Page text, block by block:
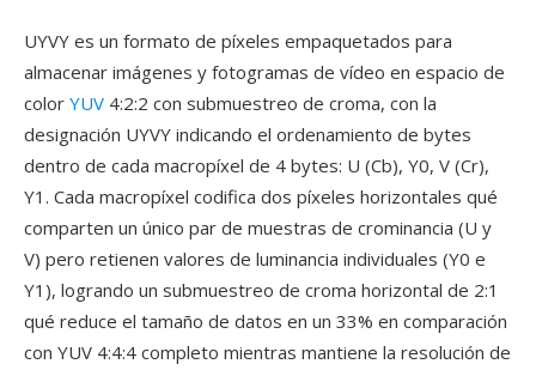
UYVY es un formato de píxeles empaquetados para
almacenar imágenes y fotogramas de vídeo en espacio de
color YUV 4:2:2 con submuestreo de croma, con la
designación UYVY indicando el ordenamiento de bytes
dentro de cada macropíxel de 4 bytes: U (Cb), Y0, V (Cr),
Y1. Cada macropíxel codifica dos píxeles horizontales qué
comparten un único par de muestras de crominancia (U y
V) pero retienen valores de luminancia individuales (Y0 e
Y1), logrando un submuestreo de croma horizontal de 2:1
qué reduce el tamaño de datos en un 33% en comparación
con YUV 4:4:4 completo mientras mantiene la resolución de